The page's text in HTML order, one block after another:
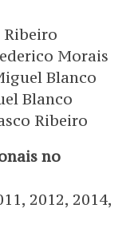
Ribeiro
Morais
Blanco
Blanco
Ribeiro
no
2012, 2014,